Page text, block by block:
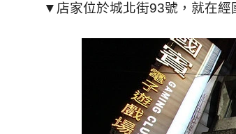
▼ 店家位於城北街93號， 就在經